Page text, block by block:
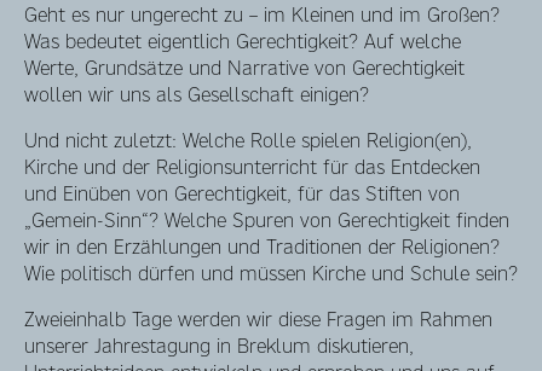
Geht es nur ungerecht zu – im Kleinen und im Großen?
Was bedeutet eigentlich Gerechtigkeit? Auf welche
Werte, Grundsätze und Narrative von Gerechtigkeit
wollen wir uns als Gesellschaft einigen?
Und nicht zuletzt: Welche Rolle spielen Religion(en),
Kirche und der Religionsunterricht für das Entdecken
und Einüben von Gerechtigkeit, für das Stiften von
„Gemein-Sinn“? Welche Spuren von Gerechtigkeit finden
wir in den Erzählungen und Traditionen der Religionen?
Wie politisch dürfen und müssen Kirche und Schule sein?
Zweieinhalb Tage werden wir diese Fragen im Rahmen
unserer Jahrestagung in Breklum diskutieren,